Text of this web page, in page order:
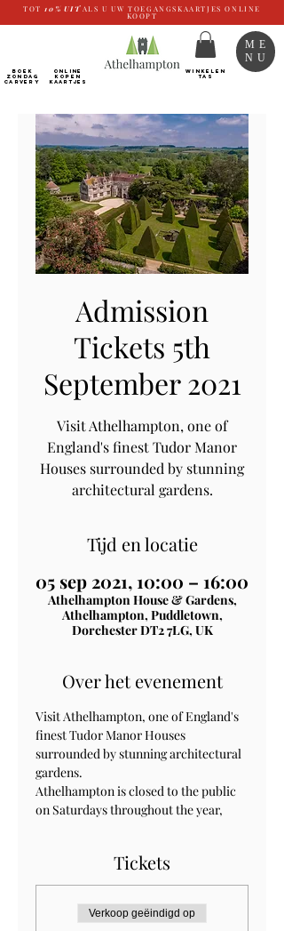
TOT 10% UIT ALS U UW TOEGANGSKAARTJES ONLINE
KOOPT
BOEK
ZONDAG
CARVERY
ONLINE
kopen
Kaartjes
WINKELEN
TAS
ME
NU
Admission
Tickets 5th
September 2021
Visit Athelhampton, one of
England's finest Tudor Manor
Houses surrounded by stunning
architectural gardens.
Tijd en locatie
05 sep 2021, 10:00 – 16:00
Athelhampton House & Gardens,
Athelhampton, Puddletown,
Dorchester DT2 7LG, UK
Over het evenement
Visit Athelhampton, one of England's
finest Tudor Manor Houses
surrounded by stunning architectural
gardens.
Athelhampton is closed to the public
on Saturdays throughout the year,
Tickets
Verkoop geëindigd op